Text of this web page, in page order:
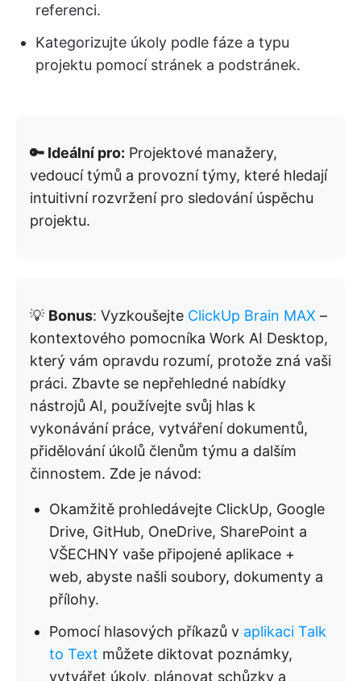
referenci.
Kategorizujte úkoly podle fáze a typu
projektu pomocí stránek a podstránek.
🔑 Ideální pro: Projektové manažery,
vedoucí týmů a provozní týmy, které hledají
intuitivní rozvržení pro sledování úspěchu
projektu.
💡 Bonus: Vyzkoušejte ClickUp Brain MAX –
kontextového pomocníka Work AI Desktop,
který vám opravdu rozumí, protože zná vaši
práci. Zbavte se nepřehledné nabídky
nástrojů AI, používejte svůj hlas k
vykonávání práce, vytváření dokumentů,
přidělování úkolů členům týmu a dalším
činnostem. Zde je návod:
Okamžitě prohledávejte ClickUp, Google
Drive, GitHub, OneDrive, SharePoint a
VŠECHNY vaše připojené aplikace +
web, abyste našli soubory, dokumenty a
přílohy.
Pomocí hlasových příkazů v aplikaci Talk
to Text můžete diktovat poznámky,
vytvářet úkoly, plánovat schůzky a